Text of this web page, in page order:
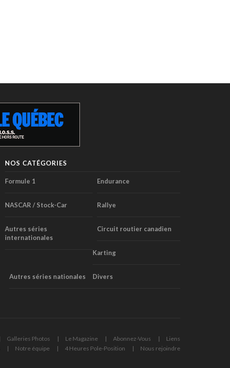
NOS CATÉGORIES
Formule 1 Endurance
NASCAR / Stock-Car Rallye
Autres séries
internationales
Circuit routier canadien
Karting
Autres séries nationales Divers
Galleries Photos Le Magazine Abonnez-Vous
Liens
Notre équipe 4 Heures Pole-Position Nous rejoindre